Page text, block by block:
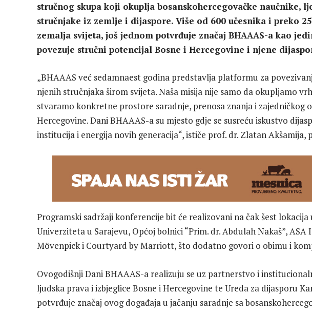
stručnog skupa koji okuplja bosanskohercegovačke naučnike,
stručnjake iz zemlje i dijaspore. Više od 600 učesnika i preko
zemalja svijeta, još jednom potvrđuje značaj BHAAAS-a kao
povezuje stručni potencijal Bosne i Hercegovine i njene
„BHAAAS već sedamnaest godina predstavlja platformu za
njenih stručnjaka širom svijeta. Naša misija nije samo da okupljamo
stvaramo konkretne prostore saradnje, prenosa znanja i zajedničkog
Hercegovine. Dani BHAAAS-a su mjesto gdje se susreću iskustvo
institucija i energija novih generacija“, ističe prof. dr. Zlatan Akšamija,
Programski sadržaji konferencije bit će realizovani na čak šest
Univerziteta u Sarajevu, Općoj bolnici “Prim. dr. Abdulah Nakaš”,
Mövenpick i Courtyard by Marriott, što dodatno govori o obimu i
Ovogodišnji Dani BHAAAS-a realizuju se uz partnerstvo i
ljudska prava i izbjeglice Bosne i Hercegovine te Ureda za dijasporu
potvrđuje značaj ovog događaja u jačanju saradnje sa